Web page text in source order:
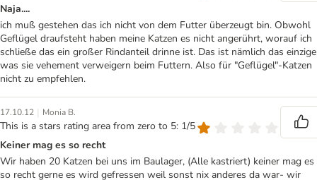
Naja....
ich muß gestehen das ich nicht von dem Futter überzeugt bin. Obwohl
Geflügel draufsteht haben meine Katzen es nicht angerührt, worauf ich
schließe das ein großer Rindanteil drinne ist. Das ist nämlich das einzige
was sie vehement verweigern beim Futtern. Also für "Geflügel"-Katzen
nicht zu empfehlen.
17.10.12 | Monia B.
This is a stars rating area from zero to 5: 1/5
Keiner mag es so recht
Wir haben 20 Katzen bei uns im Baulager, (Alle kastriert) keiner mag es
so recht gerne es wird gefressen weil sonst nix anderes da war- wir